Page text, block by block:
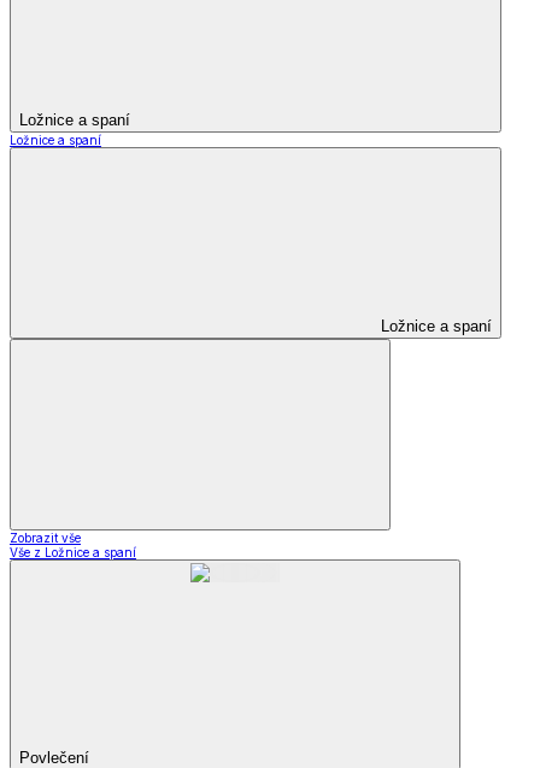
Ložnice a spaní
Ložnice a spaní
Ložnice a spaní
Zobrazit vše
Vše z Ložnice a spaní
Povlečení